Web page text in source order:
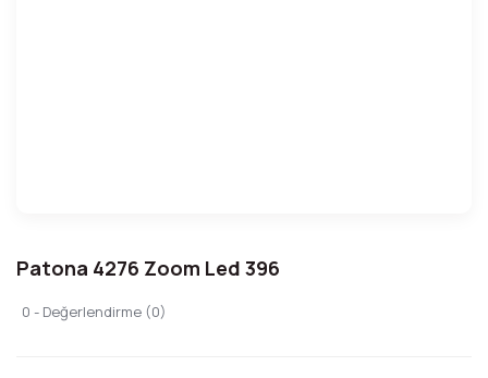
Patona 4276 Zoom Led 396
0 - Değerlendirme (0)